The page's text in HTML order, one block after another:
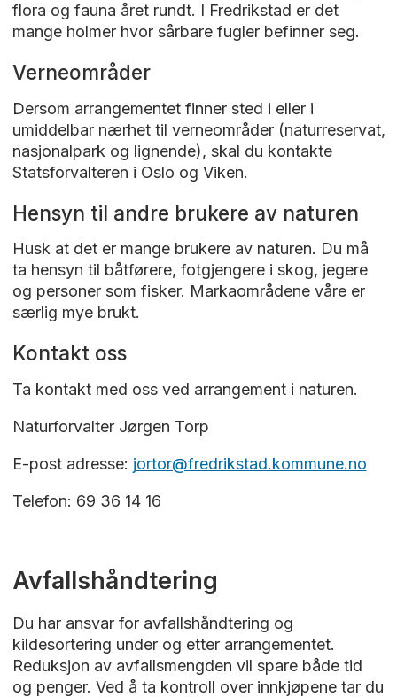
flora og fauna året rundt. I Fredrikstad er det
mange holmer hvor sårbare fugler befinner seg.
Verneområder
Dersom arrangementet finner sted i eller i
umiddelbar nærhet til verneområder (naturreservat,
nasjonalpark og lignende), skal du kontakte
Statsforvalteren i Oslo og Viken.
Hensyn til andre brukere av naturen
Husk at det er mange brukere av naturen. Du må
ta hensyn til båtførere, fotgjengere i skog, jegere
og personer som fisker. Markaområdene våre er
særlig mye brukt.
Kontakt oss
Ta kontakt med oss ved arrangement i naturen.
Naturforvalter Jørgen Torp
E-post adresse: jortor@fredrikstad.kommune.no
Telefon: 69 36 14 16
Avfallshåndtering
Du har ansvar for avfallshåndtering og
kildesortering under og etter arrangementet.
Reduksjon av avfallsmengden vil spare både tid
og penger. Ved å ta kontroll over innkjøpene tar du